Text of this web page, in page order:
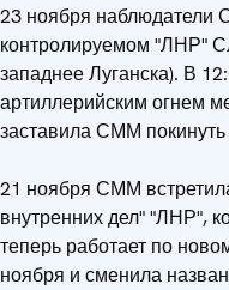
23 ноября наблюдатели
контролируемом "ЛНР"
западнее Луганска). В
артиллерийским огнем
заставила СММ
21 ноября СММ
внутренних дел" "ЛНР",
теперь работает по
ноября и сменила